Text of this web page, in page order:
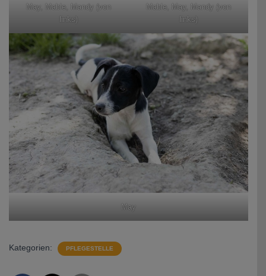
May, Mable, Mandy (von
links)
Mable, May, Mandy (von
links)
May
Kategorien: PFLEGESTELLE